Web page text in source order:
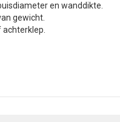
en wanddikte.
gewicht.